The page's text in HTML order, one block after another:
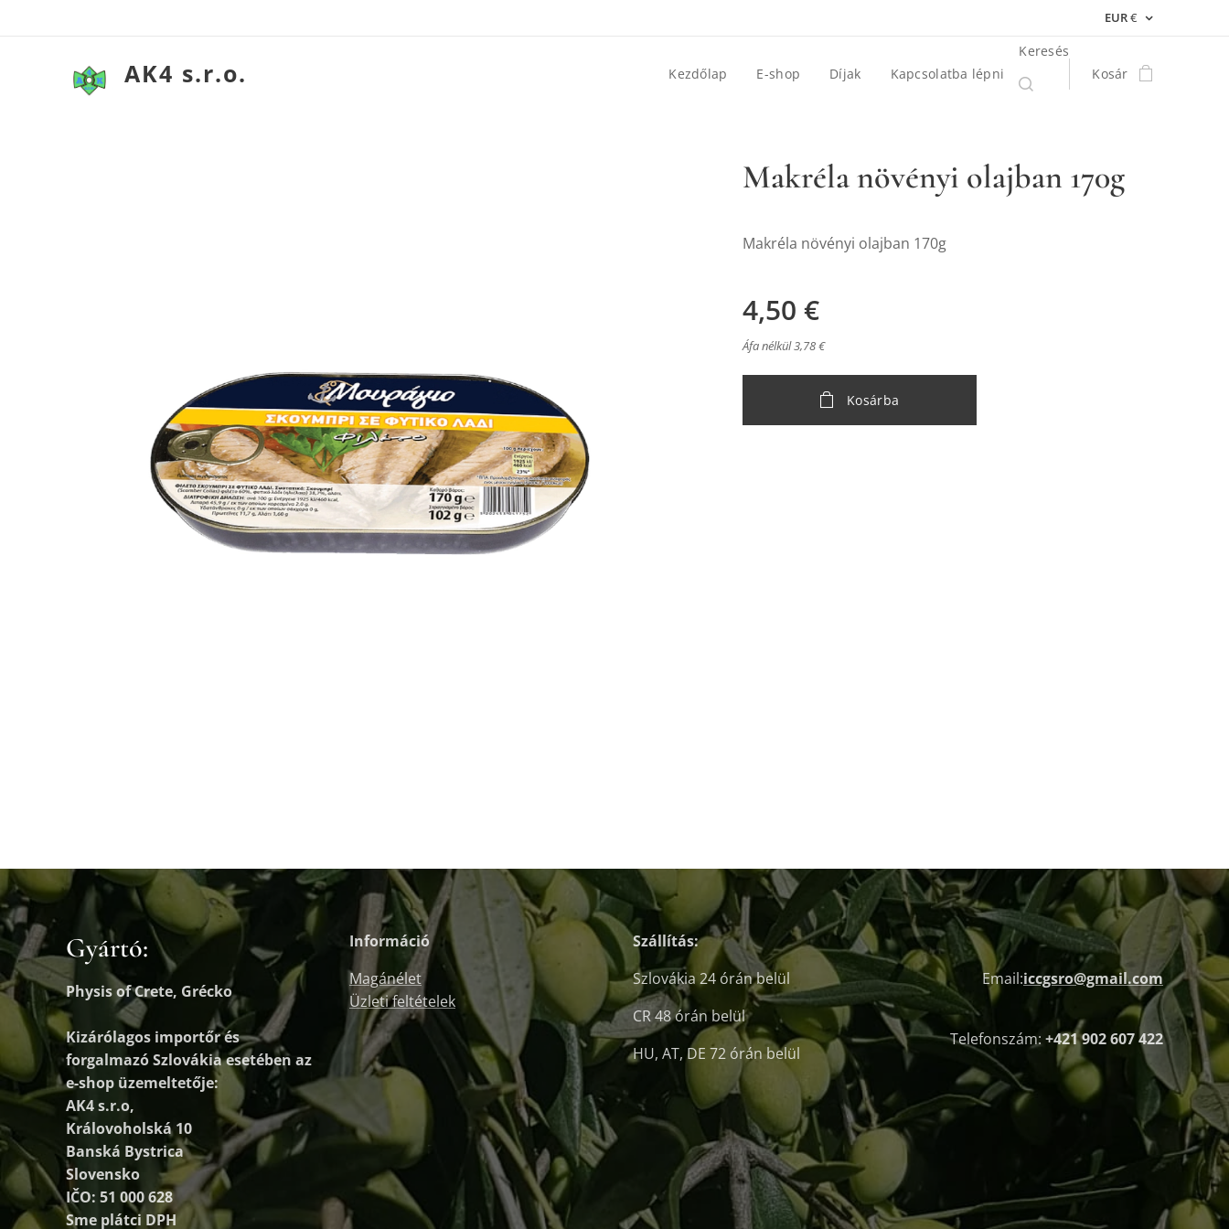
EUR€
AK4 s.r.o. Kezdőlap E-shop Díjak Kapcsolatba lépni
Keresés
Kosár
Makréla növényi olajban 170g
Makréla növényi olajban 170g
4,50 €
Áfa nélkül 3,78 €
Kosárba
Gyártó:
Physis of Crete, Grécko
Kizárólagos importőr és
forgalmazóSzlovákia esetében az
e-shop üzemeltetője:
AK4 s.r.o,
Královoholská 10
Banská Bystrica
Slovensko
IČO: 51 000 628
Sme plátci DPH
Információ
Magánélet
Üzleti feltételek
Szállítás:
Szlovákia 24 órán belül
CR 48 órán belül
HU, AT, DE 72 órán belül
Email:iccgsro@gmail.com
Telefonszám: +421 902 607 422